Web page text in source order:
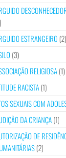
ESTRANGEIRO (2)
(3)
RELIGIOSA(1)
RACISTA(1)
SEXUAIS COM
DA CRIANÇA(1)
DE
(2)